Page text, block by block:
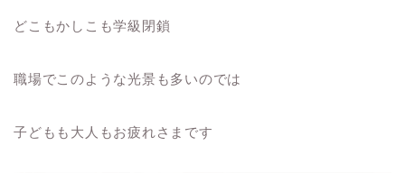
どこもかしこも学級閉鎖
職場でこのような光景も多いのでは
子どもも大人もお疲れさまです